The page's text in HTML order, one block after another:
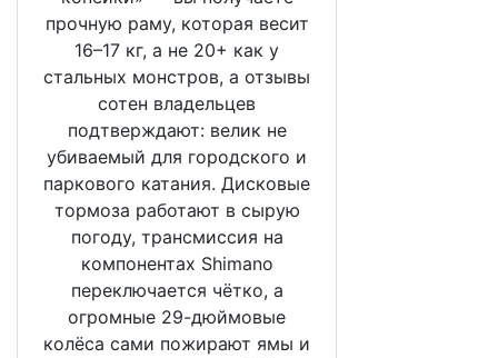
прочную раму, которая весит
16–17 кг, а не 20+ как у
стальных монстров, а отзывы
сотен владельцев
подтверждают: велик не
убиваемый для городского и
паркового катания. Дисковые
тормоза работают в сырую
погоду, трансмиссия на
компонентах Shimano
переключается чётко, а
огромные 29-дюймовые
колёса сами пожирают ямы и